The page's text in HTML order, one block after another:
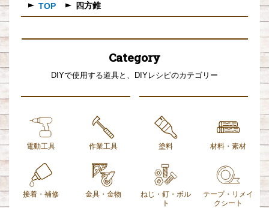
TOP 四方錐
Category
DIYで使用する道具と、DIYレシピのカテゴリー
電動工具 作業工具 塗料 材料・素材
接着・補修 金具・金物
ねじ・釘・ボル
ト
テープ・リメイ
クシート